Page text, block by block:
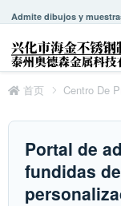
Admite dibujos y
首页 Centro De
Portal de
fundidas